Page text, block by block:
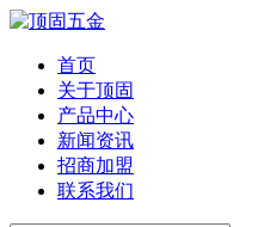
首页
关于顶固
产品中心
新闻资讯
招商加盟
联系我们